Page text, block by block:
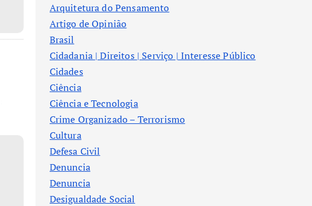
Arquitetura do Pensamento
Artigo de Opinião
Brasil
Cidadania | Direitos | Serviço | Interesse Público
Cidades
Ciência
Ciência e Tecnologia
Crime Organizado – Terrorismo
Cultura
Defesa Civil
Denuncia
Denuncia
Desigualdade Social